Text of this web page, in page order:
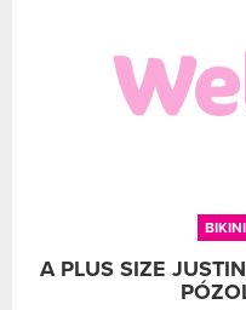
BIKINI
A PLUS SIZE